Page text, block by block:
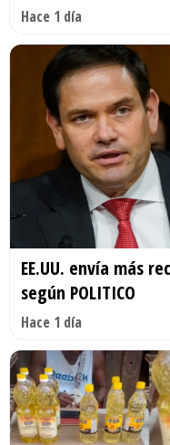
Hace 1 día
EE.UU. envía más
según POLITICO
Hace 1 día